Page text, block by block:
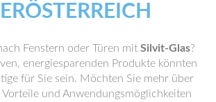
Fenstern oder Türen mit Silvit-Glas?
energiesparenden Produkte könnten
für Sie sein. Möchten Sie mehr über
und Anwendungsmöglichkeiten